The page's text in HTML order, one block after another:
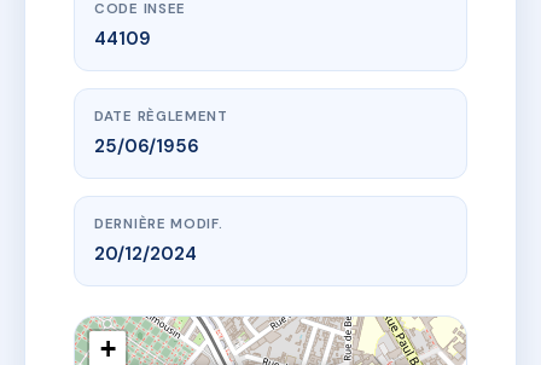
CODE INSEE
44109
DATE RÈGLEMENT
25/06/1956
DERNIÈRE MODIF.
20/12/2024
+